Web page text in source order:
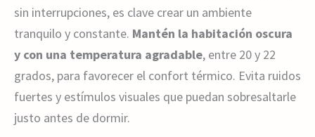
sin interrupciones, es clave crear un ambiente
tranquilo y constante. Mantén la habitación oscura
y con una temperatura agradable, entre 20 y 22
grados, para favorecer el confort térmico. Evita ruidos
fuertes y estímulos visuales que puedan sobresaltarle
justo antes de dormir.